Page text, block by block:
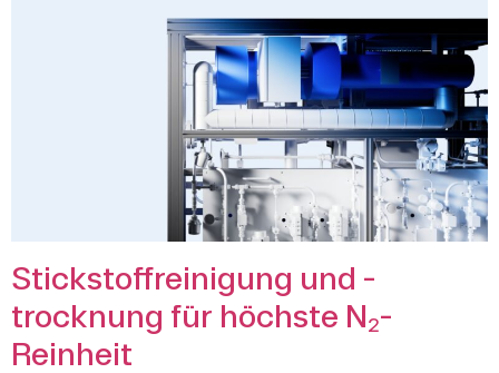
Stickstoffreinigung und -
trocknung für höchste N₂-
Reinheit